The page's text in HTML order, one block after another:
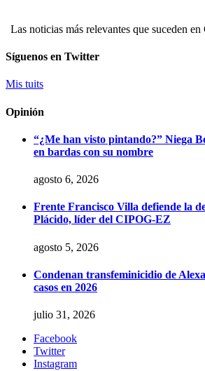
Las noticias más relevantes que suceden
Síguenos en Twitter
Mis tuits
Opinión
“¿Me han visto pintando?” Niega
en bardas con su nombre
agosto 6, 2026
Frente Francisco Villa defiende la
Plácido, líder del CIPOG-EZ
agosto 5, 2026
Condenan transfeminicidio de
casos en 2026
julio 31, 2026
Facebook
Twitter
Instagram